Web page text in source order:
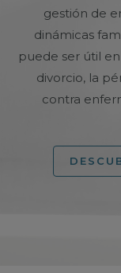
gestión de
dinámicas
puede ser útil
divorcio, la
contra